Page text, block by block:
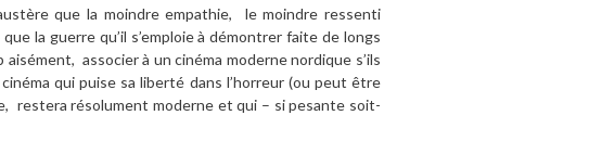
que la moindre empathie, le moindre ressenti
la guerre qu’il s’emploie à démontrer faite de longs
associer à un cinéma moderne nordique s’ils
qui puise sa liberté dans l’horreur (ou peut être
restera résolument moderne et qui – si pesante soit-